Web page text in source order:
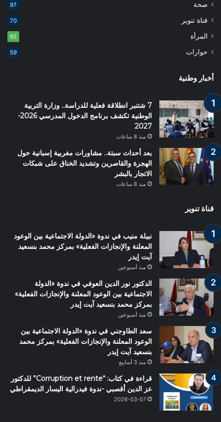
صحة 97
قناة تنوير 70
المرأة 65
حوارات 59
أخبار وطنية
7 شتنبر انطلاقة فعلية للدراسة.. وزارة التربية
الوطنية تكشف برنامج الدخول المدرسي 2026-
2027
منذ 8 ساعات
بعد أحداث سبتة.. مشاورات مغربية إسبانية حول
الهجرة والقاصرين وتشديد الخناق على شبكات
الاتجار بالبشر
منذ 8 ساعات
قناة تنوير
نبيلة منيب في ندوة «الدولة الاجتماعية بين الوعود
المعلنة والإنجازات الفعلية» بمركز محمد بنسعيد
آيت إيدر
منذ أسبوعين
الدكتور نور الدين العوفي في ندوة «الدولة
الاجتماعية بين الوعود المعلنة والإنجازات الفعلية»
بمركز محمد بنسعيد آيت إيدر
منذ أسبوعين
سعد الطاوجني في ندوة «الدولة الاجتماعية بين
الوعود المعلنة والإنجازات الفعلية» بمركز محمد
بنسعيد آيت إيدر
منذ 3 أسابيع
قراءة في كتاب: “Corruption et rente” للدكتور
عز الدين أقصبي -ندوة فيدرالية اليسار الديمقراطي
2026-03-07